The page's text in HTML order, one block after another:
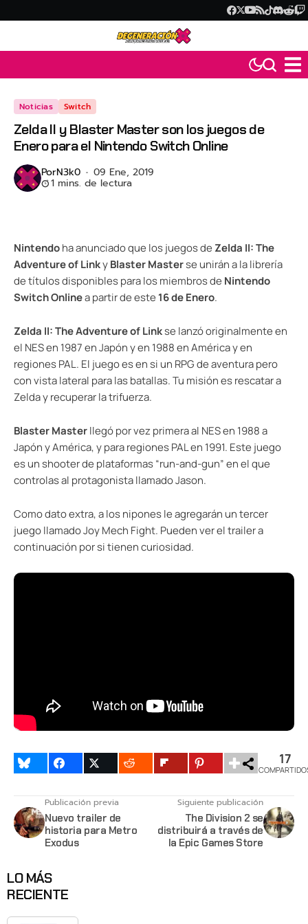
Noticias Switch
Zelda II y Blaster Master son los juegos de
Enero para el Nintendo Switch Online
PorN3k0 09 Ene, 2019
1 mins. de lectura
Nintendoha anunciado que los juegos de Zelda II: The
Adventure of LinkyBlaster Masterse unirán a la librería
de títulos disponibles para los miembros de Nintendo
Switch Onlinea partir de este 16 de Enero.
Zelda II: The Adventure of Linkse lanzó originalmente en
el NES en 1987 en Japón y en 1988 en América y en
regiones PAL. El juego es en si un RPG de aventura pero
con vista lateral para las batallas. Tu misión es rescatar a
Zelda y recuperar la trifuerza.
Blaster Masterllegó por vez primera al NES en 1988 a
Japón y América, y para regiones PAL en 1991. Este juego
es un shooter de plataformas “run-and-gun” en el que
controlas al protagonista llamado Jason.
Como dato extra, a los nipones le agregarán un tercer
juego llamado Joy Mech Fight. Pueden ver el trailer a
continuación por si tienen curiosidad.
17
Publicación previa
Nuevo trailer de
historia para Metro
Exodus
Siguiente publicación
The Division 2 se
distribuirá a través de
la Epic Games Store
LO MÁS
RECIENTE